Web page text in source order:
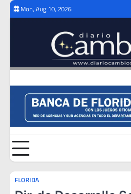
Skip
Mon, Aug 10, 2026
FLORIDA